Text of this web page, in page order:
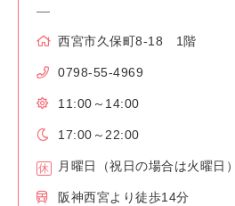
西宮市久保町8-18 1階
0798-55-4969
11:00～14:00
17:00～22:00
月曜日（祝日の場合は火曜日）
阪神西宮より徒歩14分